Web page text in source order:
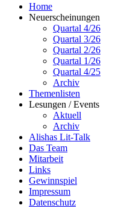
Home
Neuerscheinungen
Quartal 4/26
Quartal 3/26
Quartal 2/26
Quartal 1/26
Quartal 4/25
Archiv
Themenlisten
Lesungen / Events
Aktuell
Archiv
Alishas Lit-Talk
Das Team
Mitarbeit
Links
Gewinnspiel
Impressum
Datenschutz